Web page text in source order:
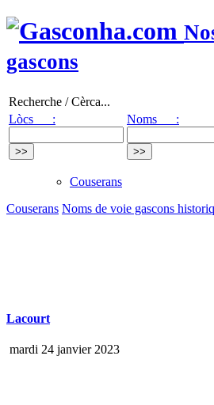
gascons
Recherche / Cèrca...
Lòcs :
Noms :
Couserans
Couserans Noms de voie gascons
Lacourt
mardi 24 janvier 2023